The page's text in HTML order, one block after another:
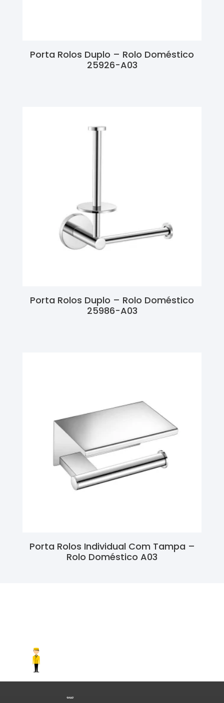
Porta Rolos Duplo – Rolo Doméstico
25926-A03
Porta Rolos Duplo – Rolo Doméstico
25986-A03
Porta Rolos Individual Com Tampa –
Rolo Doméstico A03